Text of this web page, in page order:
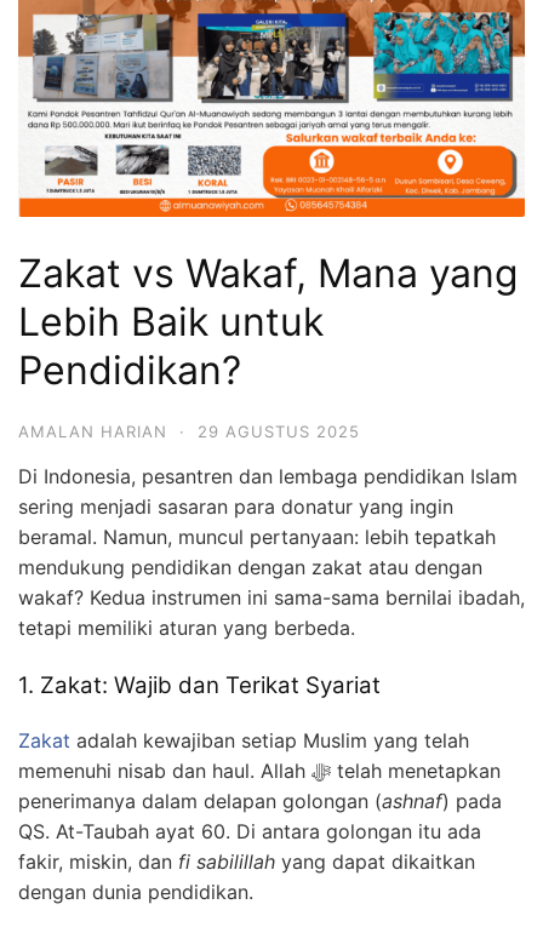
Zakat vs Wakaf, Mana yang
Lebih Baik untuk
Pendidikan?
AMALAN HARIAN · 29 AGUSTUS 2025
Di Indonesia, pesantren dan lembaga pendidikan Islam
sering menjadi sasaran para donatur yang ingin
beramal. Namun, muncul pertanyaan: lebih tepatkah
mendukung pendidikan dengan zakat atau dengan
wakaf? Kedua instrumen ini sama-sama bernilai ibadah,
tetapi memiliki aturan yang berbeda.
1. Zakat: Wajib dan Terikat Syariat
Zakat adalah kewajiban setiap Muslim yang telah
memenuhi nisab dan haul. Allah ﷻ telah menetapkan
penerimanya dalam delapan golongan (ashnaf) pada
QS. At-Taubah ayat 60. Di antara golongan itu ada
fakir, miskin, dan fi sabilillah yang dapat dikaitkan
dengan dunia pendidikan.